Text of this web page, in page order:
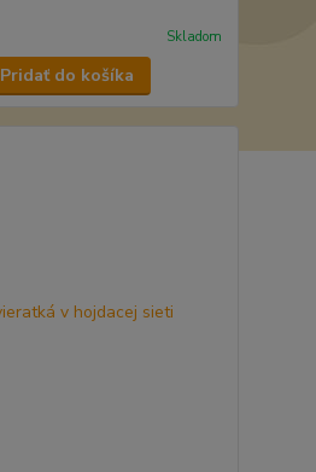
Skladom
Pridať do košíka